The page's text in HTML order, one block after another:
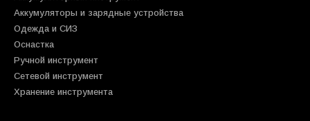
Аккумуляторы и зарядные устройства
Одежда и СИЗ
Оснастка
Ручной инструмент
Сетевой инструмент
Хранение инструмента